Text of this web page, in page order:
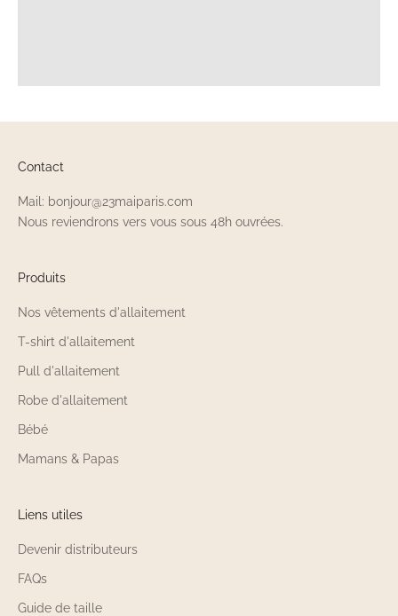
Contact
Mail: bonjour@23maiparis.com
Nous reviendrons vers vous sous 48h ouvrées.
Produits
Nos vêtements d'allaitement
T-shirt d'allaitement
Pull d'allaitement
Robe d'allaitement
Bébé
Mamans & Papas
Liens utiles
Devenir distributeurs
FAQs
Guide de taille